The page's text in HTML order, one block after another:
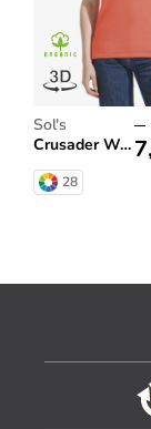
Sol's
Crusader Women
7,
28